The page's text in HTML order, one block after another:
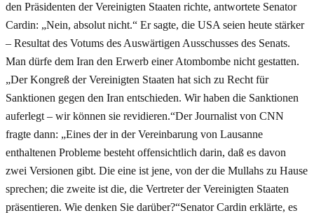
den Präsidenten der Vereinigten Staaten richte, antwortete Senator
Cardin: „Nein, absolut nicht.“ Er sagte, die USA seien heute stärker
– Resultat des Votums des Auswärtigen Ausschusses des Senats.
Man dürfe dem Iran den Erwerb einer Atombombe nicht gestatten.
„Der Kongreß der Vereinigten Staaten hat sich zu Recht für
Sanktionen gegen den Iran entschieden. Wir haben die Sanktionen
auferlegt – wir können sie revidieren.“Der Journalist von CNN
fragte dann: „Eines der in der Vereinbarung von Lausanne
enthaltenen Probleme besteht offensichtlich darin, daß es davon
zwei Versionen gibt. Die eine ist jene, von der die Mullahs zu Hause
sprechen; die zweite ist die, die Vertreter der Vereinigten Staaten
präsentieren. Wie denken Sie darüber?“Senator Cardin erklärte, es